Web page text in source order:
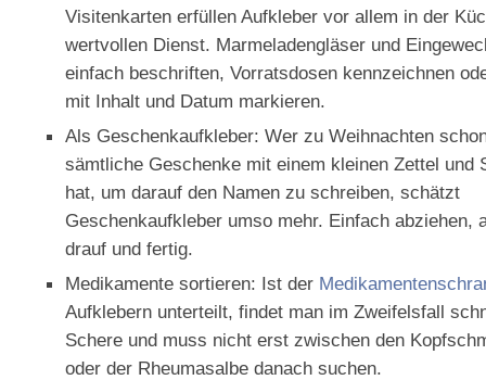
Visitenkarten erfüllen Aufkleber vor allem in der
wertvollen Dienst. Marmeladengläser und
einfach beschriften, Vorratsdosen kennzeichnen
mit Inhalt und Datum markieren.
Als Geschenkaufkleber: Wer zu Weihnachten
sämtliche Geschenke mit einem kleinen Zettel und
hat, um darauf den Namen zu schreiben, schätzt
Geschenkaufkleber umso mehr. Einfach abziehen,
drauf und fertig.
Medikamente sortieren: Ist der
Aufklebern unterteilt, findet man im Zweifelsfall
Schere und muss nicht erst zwischen den
oder der Rheumasalbe danach suchen.